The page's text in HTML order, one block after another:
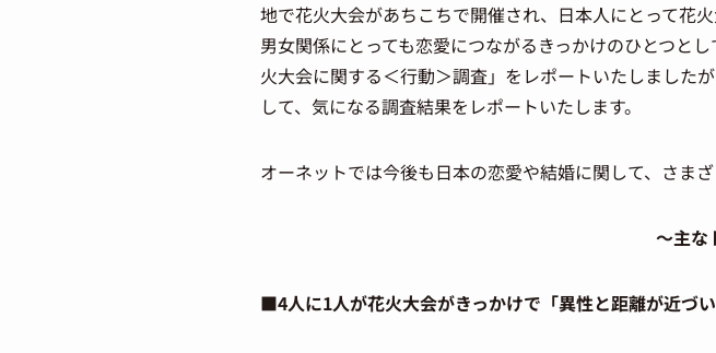
地で花火大会があちこちで開催され、日本人にとって花
男女関係にとっても恋愛につながるきっかけのひとつと
火大会に関する＜行動＞調査」をレポートいたしました
して、気になる調査結果をレポートいたします。
オーネットでは今後も日本の恋愛や結婚に関して、さま
～主な
■4人に1人が花火大会がきっかけで「異性と距離が近づ